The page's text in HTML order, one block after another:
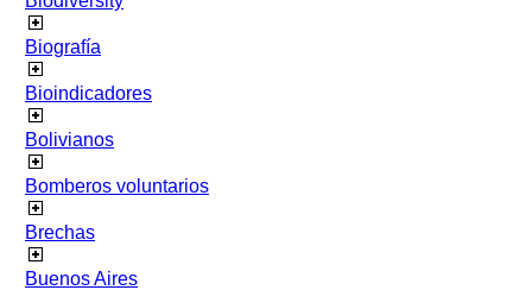
Biografía
Bioindicadores
Bolivianos
Bomberos voluntarios
Brechas
Buenos Aires